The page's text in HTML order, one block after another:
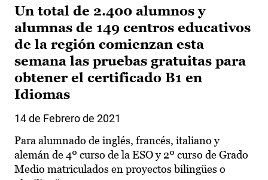
Un total de 2.400 alumnos y
alumnas de 149 centros educativos
de la región comienzan esta
semana las pruebas gratuitas para
obtener el certificado B1 en
Idiomas
14 de Febrero de 2021
Para alumnado de inglés, francés, italiano y
alemán de 4º curso de la ESO y 2º curso de Grado
Medio matriculados en proyectos bilingües o